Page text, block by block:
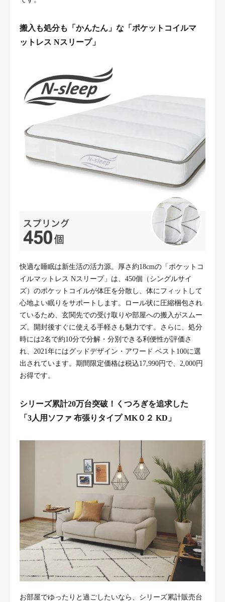
搬入も処分も「かんたん」な「ポケットコイルマ
ットレス Nスリープ」
快適な睡眠は新生活の活力源。厚さ約18cmの「ポケットコ
イルマットレス Nスリープ」は、450個（シングルサイ
ズ）のポケットコイルが体圧を分散し、体にフィットして
心地よい眠りをサポートします。ロール状に圧縮梱包され
ているため、玄関先での受け取りや部屋への搬入がスムー
ズ。開封後すぐに使える手軽さも魅力です。さらに、処分
時には2名で約10分で分解・分別できる利便性が評価さ
れ、2021年にはグッドデザイン・アワード ベスト100に選
出されています。期間限定価格は税込17,990円で、2,000円
お得です。
シリーズ累計20万台突破！くつろぎを追求した
「3人用ソファ 布張りタイプ MK０２ KD」
お部屋でゆったりと過ごしたいなら、シリーズ累計販売台